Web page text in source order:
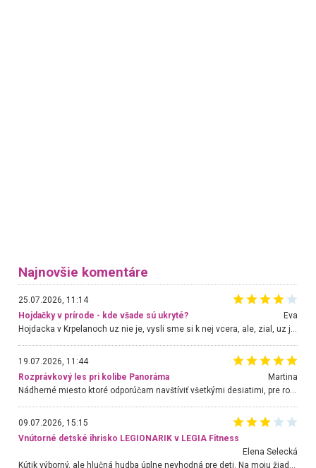
Najnovšie komentáre
25.07.2026, 11:14
Hojdačky v prírode - kde všade sú ukryté?
Eva
Hojdacka v Krpelanoch uz nie je, vysli sme si k nej vcera, ale, zial, uz je znicena. Ak sem planujete cestu len kvoli hojdacke, mozete si ju usetrit. Krasny vyhlad je tu vsak aj bez hojdacky :-)
19.07.2026, 11:44
Rozprávkový les pri kolibe Panoráma
Martina
Nádherné miesto ktoré odporúčam navštíviť všetkými desiatimi, pre rodiny s deťmi, dôchodcom... Proste a jednoducho ozaj rozprávkový les.. určite ešte prídeme. Odniesli sme si na pamiatku krásne tričká,
09.07.2026, 15:15
Vnútorné detské ihrisko LEGIONARIK v LEGIA Fitness
Elena Selecká